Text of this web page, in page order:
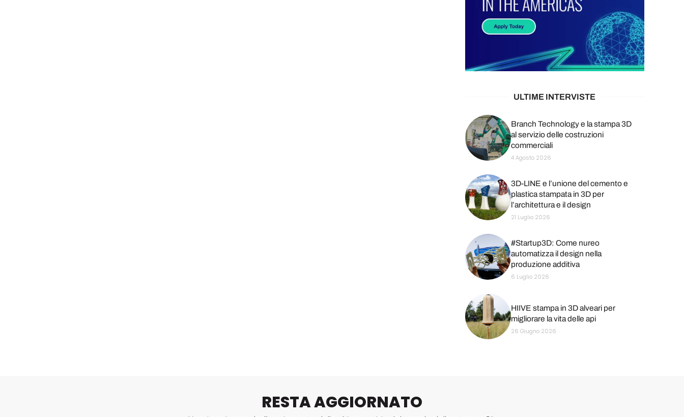
ULTIME INTERVISTE
Branch Technology e la stampa 3D
al servizio delle costruzioni
commerciali
4 Agosto 2026
3D-LINE e l’unione del cemento e
plastica stampata in 3D per
l’architettura e il design
21 Luglio 2026
#Startup3D: Come nureo
automatizza il design nella
produzione additiva
6 Luglio 2026
HIIVE stampa in 3D alveari per
migliorare la vita delle api
26 Giugno 2026
RESTA AGGIORNATO